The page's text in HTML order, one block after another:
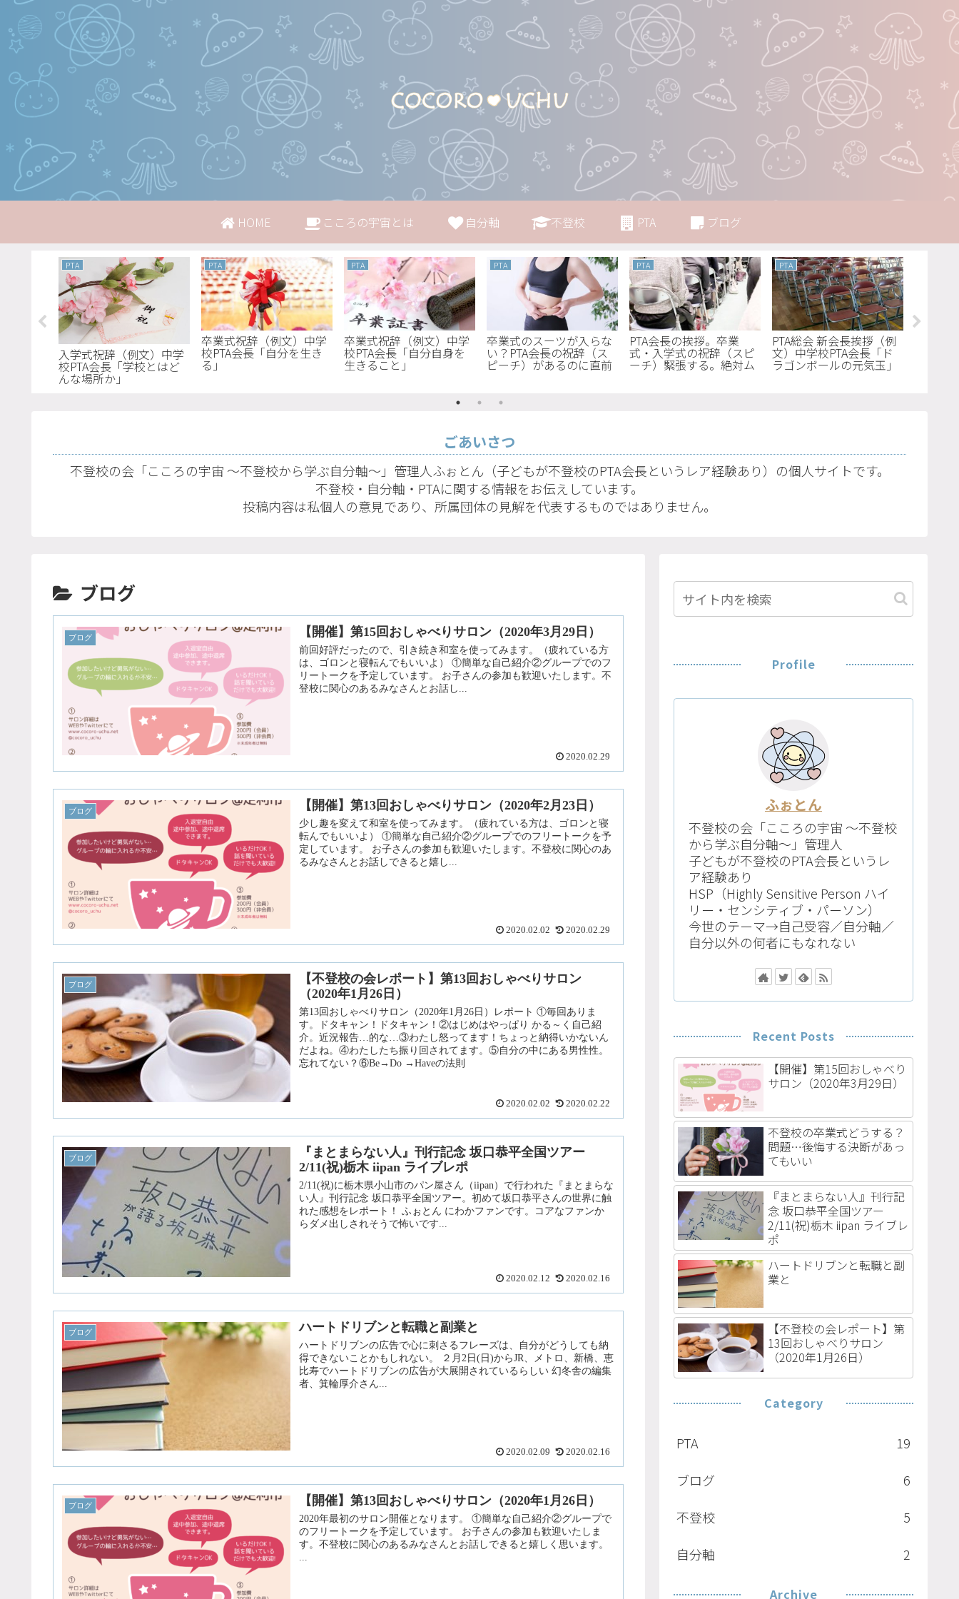
HOME こころの宇宙とは 自分軸 不登校 PTA ブログ
PTA
入学式祝辞（例文）中学
校PTA会長「学校とはど
んな場所か」
PTA
卒業式祝辞（例文）中学
校PTA会長「自分を生き
る」
PTA
卒業式祝辞（例文）中学
校PTA会長「自分自身を
生きること」
PTA
卒業式のスーツが入らな
い？PTA会長の祝辞（ス
ピーチ）があるのに直前
になって判明したときの
PTA
PTA会長の挨拶。卒業
式・入学式の祝辞（スピ
ーチ）緊張する。絶対ム
リ！どうしよう？【原稿
PTA
PTA総会 新会長挨拶（例
文）中学校PTA会長「ド
ラゴンボールの元気玉」
ごあいさつ
不登校の会「こころの宇宙 〜不登校から学ぶ自分軸〜」管理人ふぉとん（子どもが不登校のPTA会長というレア経験あり）の個人サイトです。
不登校・自分軸・PTAに関する情報をお伝えしています。
投稿内容は私個人の意見であり、所属団体の見解を代表するものではありません。
ブログ
ブログ 【開催】第15回おしゃべりサロン（2020年3月29日）
前回好評だったので、引き続き和室を使ってみます。（疲れている方
は、ゴロンと寝転んでもいいよ） ①簡単な自己紹介②グループでのフ
リートークを予定しています。 お子さんの参加も歓迎いたします。不
登校に関心のあるみなさんとお話し...
2020.02.29
ブログ 【開催】第13回おしゃべりサロン（2020年2月23日）
少し趣を変えて和室を使ってみます。（疲れている方は、ゴロンと寝
転んでもいいよ） ①簡単な自己紹介②グループでのフリートークを予
定しています。 お子さんの参加も歓迎いたします。不登校に関心のあ
るみなさんとお話しできると嬉し...
2020.02.02 2020.02.29
ブログ
【不登校の会レポート】第13回おしゃべりサロン
（2020年1月26日）
第13回おしゃべりサロン（2020年1月26日）レポート ①毎回ありま
す。ドタキャン！ドタキャン！②はじめはやっぱり かる～く自己紹
介。近況報告…的な…③わたし怒ってます！ちょっと納得いかないん
だよね。④わたしたち振り回されてます。⑤自分の中にある男性性。
忘れてない？⑥Be→Do →Haveの法則
2020.02.02 2020.02.22
ブログ
『まとまらない人』刊行記念 坂口恭平全国ツアー
2/11(祝)栃木 iipan ライブレポ
2/11(祝)に栃木県小山市のパン屋さん（iipan）で行われた『まとまらな
い人』刊行記念 坂口恭平全国ツアー。初めて坂口恭平さんの世界に触
れた感想をレポート！ ふぉとん にわかファンです。コアなファンか
らダメ出しされそうで怖いです...
2020.02.12 2020.02.16
ブログ ハートドリブンと転職と副業と
ハートドリブンの広告で心に刺さるフレーズは、自分がどうしても納
得できないことかもしれない。 ２月2日(日)からJR、メトロ、新橋、恵
比寿でハートドリブンの広告が大展開されているらしい 幻冬舎の編集
者、箕輪厚介さん...
2020.02.09 2020.02.16
ブログ 【開催】第13回おしゃべりサロン（2020年1月26日）
2020年最初のサロン開催となります。 ①簡単な自己紹介②グループで
のフリートークを予定しています。 お子さんの参加も歓迎いたしま
す。不登校に関心のあるみなさんとお話しできると嬉しく思います。
Profile
ふぉとん
不登校の会「こころの宇宙 〜不登校
から学ぶ自分軸〜」管理人
子どもが不登校のPTA会長というレ
ア経験あり
HSP（Highly Sensitive Person ハイ
リー・センシティブ・パーソン）
今世のテーマ→自己受容／自分軸／
自分以外の何者にもなれない
Recent Posts
【開催】第15回おしゃべり
サロン（2020年3月29日）
不登校の卒業式どうする？
問題…後悔する決断があっ
てもいい
『まとまらない人』刊行記
念 坂口恭平全国ツアー
2/11(祝)栃木 iipan ライブレ
ポ
ハートドリブンと転職と副
業と
【不登校の会レポート】第
13回おしゃべりサロン
（2020年1月26日）
Category
PTA
19
ブログ
6
不登校
5
自分軸
2
Archive